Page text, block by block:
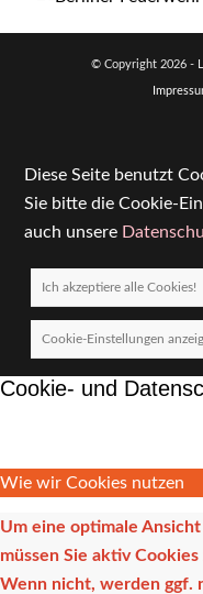
© Copyright 2026 -
Diese Seite benutzt
Sie bitte die Cookie-
auch unsere
Ich akzeptiere alle Cookies!
Cookie-Einstellungen
Cookie- und
Wie wir Cookies nutzen
Um eine optimale
müssen Sie aktiv Cookies
Wenn nicht, werden ggf.